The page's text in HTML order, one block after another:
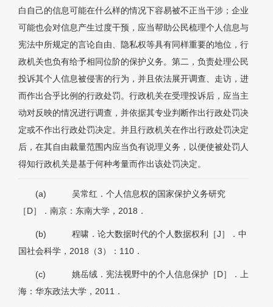
白自己的信息可能在什么样的情况下容易被不正当干涉；企业
可能也会对信息产生过度干预，应当帮助公民梳理个人信息与
宪法中所规定的言论自由、隐私权等具有同样重要的地位，行
政机关也负有给予相同位阶的保护义务。第二，负责处理公民
投诉其个人信息被侵害的行为，并且依法展开调查、走访，进
而作出合乎比例的行政处罚。行政机关在受理投诉后，应当主
动对反映的情况进行调查，并依据其专业判断作出行政处罚决
定或不作出行政处罚决定。并且行政机关在作出行政处罚决定
后，在其自由裁量范围内应当负有说理义务，以便使被处罚人
得知行政机关是基于何种考量而作出该处罚决定。
(a)
吴常红．个人信息权的国家保护义务研究
［D］．南京：东南大学，2018．
(b)
程啸．论大数据时代的个人数据权利［J］．中
国社会科学，2018（3）：110．
(c)
姚岳绒．宪法视野中的个人信息保护［D］．上
海：华东政法大学，2011．